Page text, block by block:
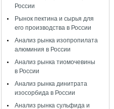
России
Рынок пектина и сырья для
его производства в России
Анализ рынка изопропилата
алюминия в России
Анализ рынка тиомочевины
в России
Анализ рынка динитрата
изосорбида в России
Анализ рынка сульфида и